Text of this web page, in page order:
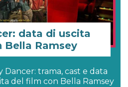
data di uscita
Bella Ramsey
Dancer: trama, cast e data
del film con Bella Ramsey